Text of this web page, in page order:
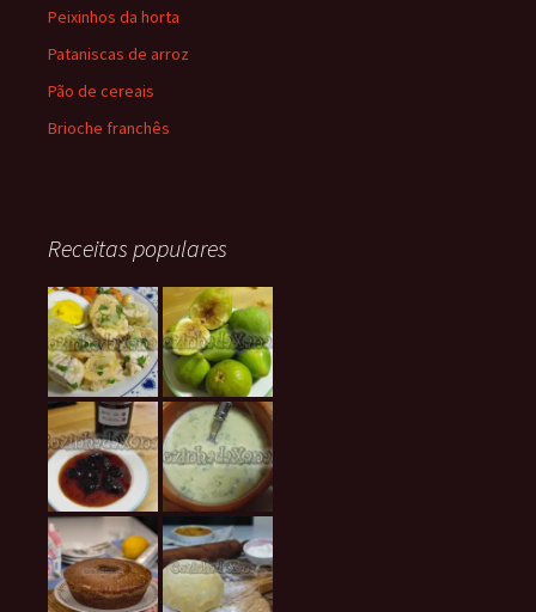
Peixinhos da horta
Pataniscas de arroz
Pão de cereais
Brioche franchês
Receitas populares